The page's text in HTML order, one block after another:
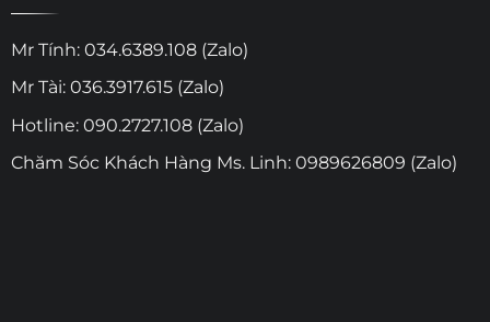
Mr Tính: 034.6389.108 (Zalo)
Mr Tài: 036.3917.615 (Zalo)
Hotline: 090.2727.108 (Zalo)
Chăm Sóc Khách Hàng Ms. Linh: 0989626809 (Zalo)